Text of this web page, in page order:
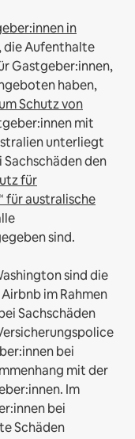
in
die Aufenthalte
Gastgeber:innen,
haben,
Schutz von
mit
unterliegt
den
für
für australische
sind.
sind die
im Rahmen
Sachschäden
bei
mit der
Im
bei
Schäden